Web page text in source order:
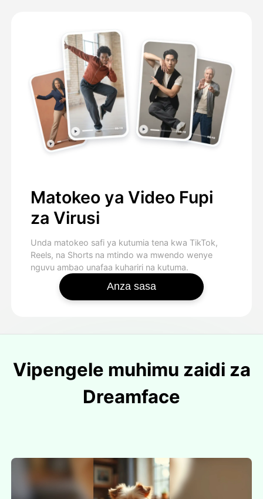
Matokeo ya Video Fupi
za Virusi
Unda matokeo safi ya kutumia tena kwa TikTok,
Reels, na Shorts na mtindo wa mwendo wenye
nguvu ambao unafaa kuhariri na kutuma.
Anza sasa
Vipengele muhimu zaidi za
Dreamface